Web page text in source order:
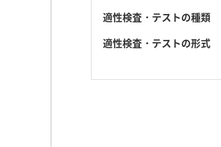
適性検査・テストの種類
適性検査・テストの形式